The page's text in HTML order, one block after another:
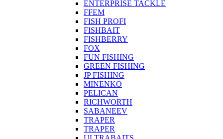
ENTERPRISE TACKLE
FFEM
FISH PROFI
FISHBAIT
FISHBERRY
FOX
FUN FISHING
GREEN FISHING
JP FISHING
MINENKO
PELICAN
RICHWORTH
SABANEEV
TRAPER
TRAPER